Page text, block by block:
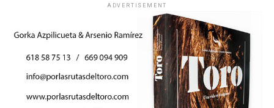
ADVERTISEMENT